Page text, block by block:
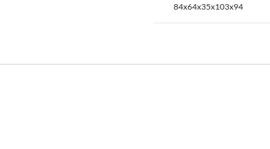
84x64x35x103x94